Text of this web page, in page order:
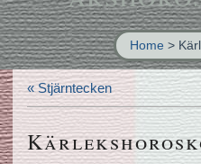
Home >
« Stjärntecken